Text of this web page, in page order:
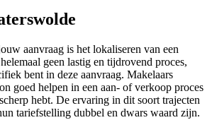
aanvraag is het lokaliseren van een
geen lastig en tijdrovend proces,
bent in deze aanvraag. Makelaars
goed helpen in een aan- of verkoop proces
hebt. De ervaring in dit soort trajecten
tariefstelling dubbel en dwars waard zijn.